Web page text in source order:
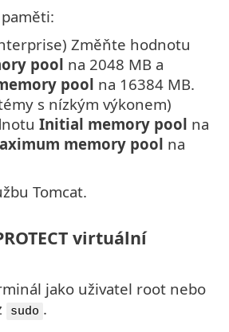
Změňte hodnotu
pool na 2048 MB a
pool na 16384 MB.
s nízkým výkonem)
Initial memory pool na
memory pool na
Tomcat.
virtuální
jako uživatel root nebo
sudo .